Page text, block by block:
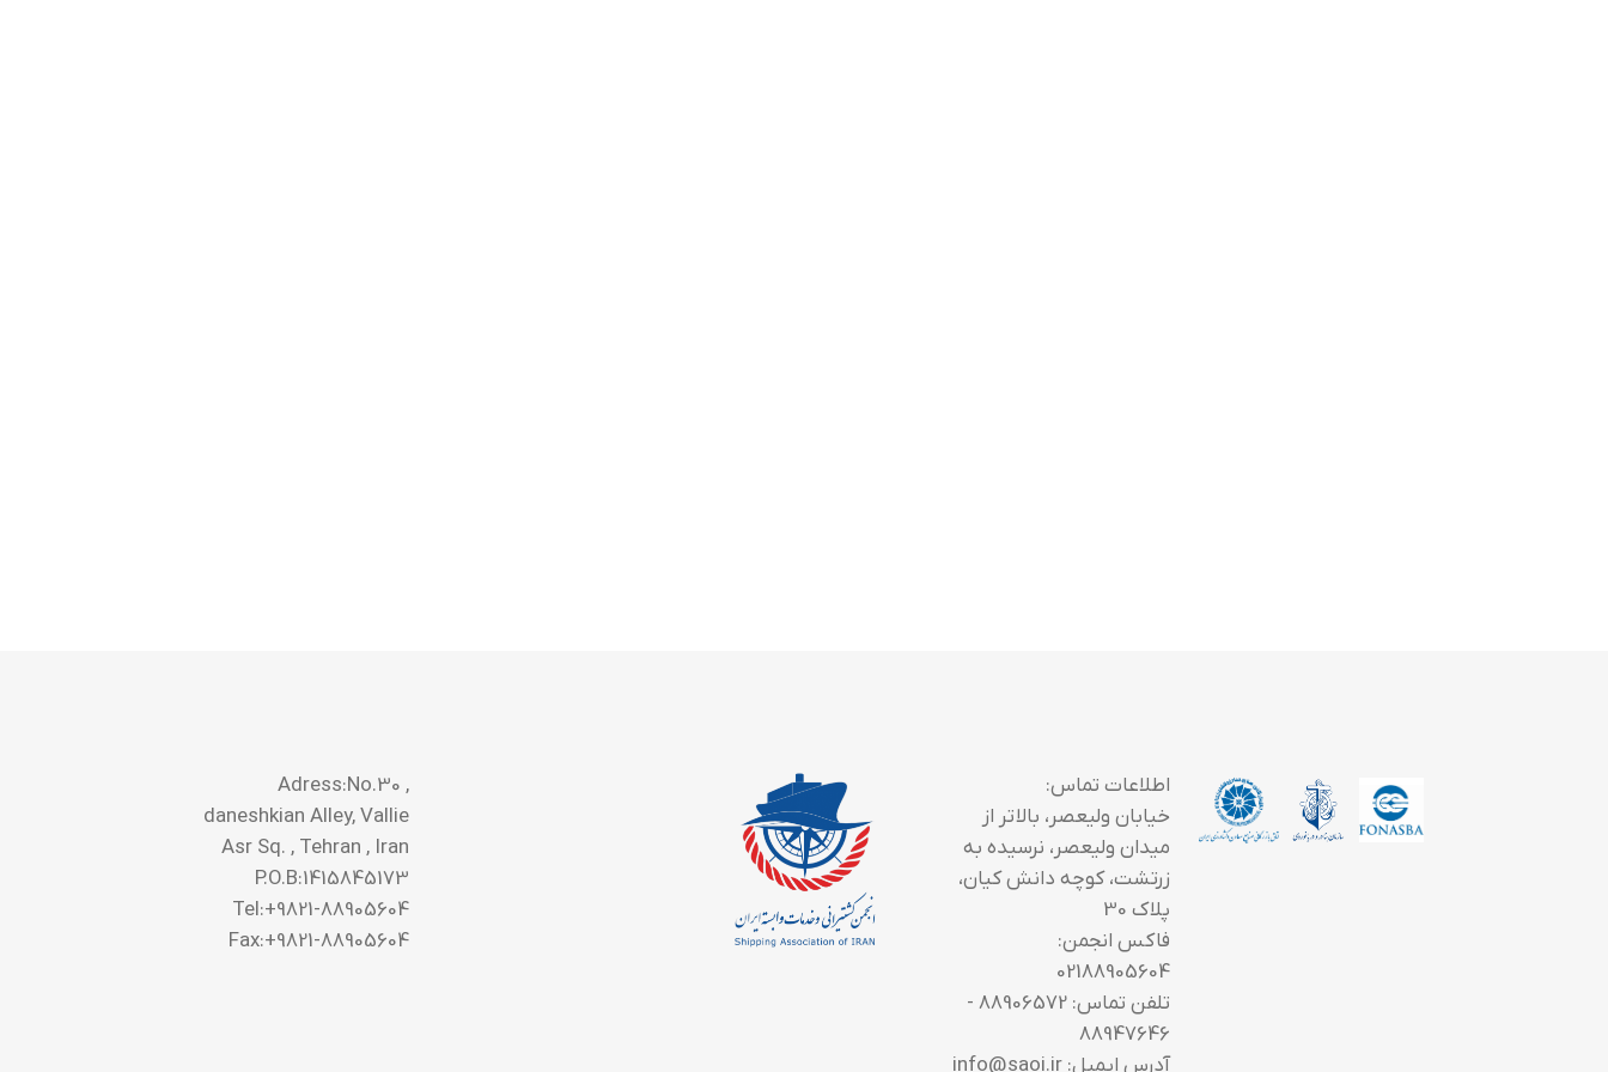
اطلاعات تماس:
خیابان ولیعصر، بالاتر از
میدان ولیعصر، نرسیده به
زرتشت، کوچه دانش کیان،
پلاک 30
فاکس انجمن:
02188905604
تلفن تماس: 88906572 -
88947646
آدرس ایمیل: info@saoi.ir
Adress:No.30 ,
daneshkian Alley, Vallie
Asr Sq. , Tehran , Iran
P.O.B:1415845173
Tel:+9821-88905604
Fax:+9821-88905604